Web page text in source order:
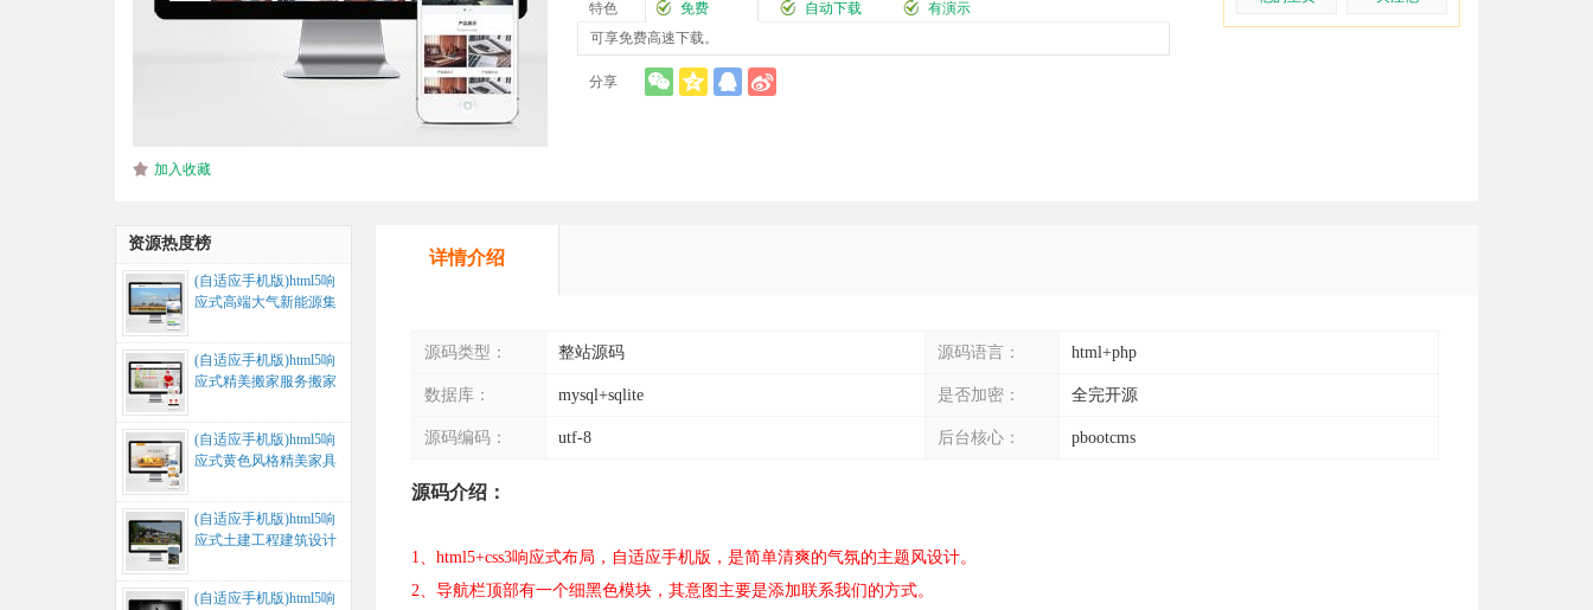
加入收藏
特色 免费 自动下载
有演示
可享免费高速下载。
分享
资源热度榜
(自适应手机版)html5响
应式高端大气新能源集
(自适应手机版)html5响
应式精美搬家服务搬家
(自适应手机版)html5响
应式黄色风格精美家具
(自适应手机版)html5响
应式土建工程建筑设计
网...
(自适应手机版)html5响
详情介绍
源码类型： 整站源码 源码语言： html+php
数据库： mysql+sqlite 是否加密： 全完开源
源码编码： utf-8 后台核心： pbootcms
源码介绍：
1、html5+css3响应式布局，自适应手机版，是简单清爽的气氛的主题风设计。
2、导航栏顶部有一个细黑色模块，其意图主要是添加联系我们的方式。